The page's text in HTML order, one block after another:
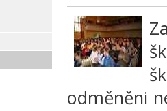
odměněni